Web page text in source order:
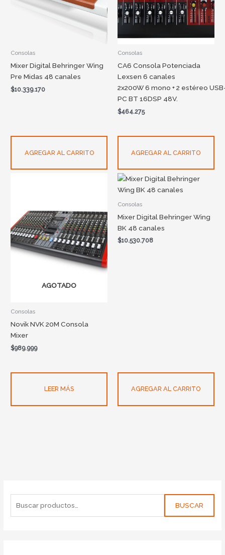
BUSCAR
Consolas
Mixer Digital Behringer Wing
Pre Midas 48 canales
$10.339.170
AGREGAR AL CARRITO
Consolas
CA6 Consola Potenciada
Lexsen 6 canales
2x200W 6 mono + 2 estéreo
PC BT 16DSP 48V.
$464.275
AGREGAR AL CARRITO
AGOTADO
Consolas
Novik NVK 20M Consola
Mixer
$989.999
LEER MÁS
Consolas
Mixer Digital Behringer Wing
BK 48 canales
$10.530.708
AGREGAR AL CARRITO